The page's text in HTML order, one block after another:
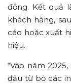
đồng. Kết quả
khách hàng,
cáo hoặc xuất
hiệu.
“Vào năm
đầu từ bỏ các